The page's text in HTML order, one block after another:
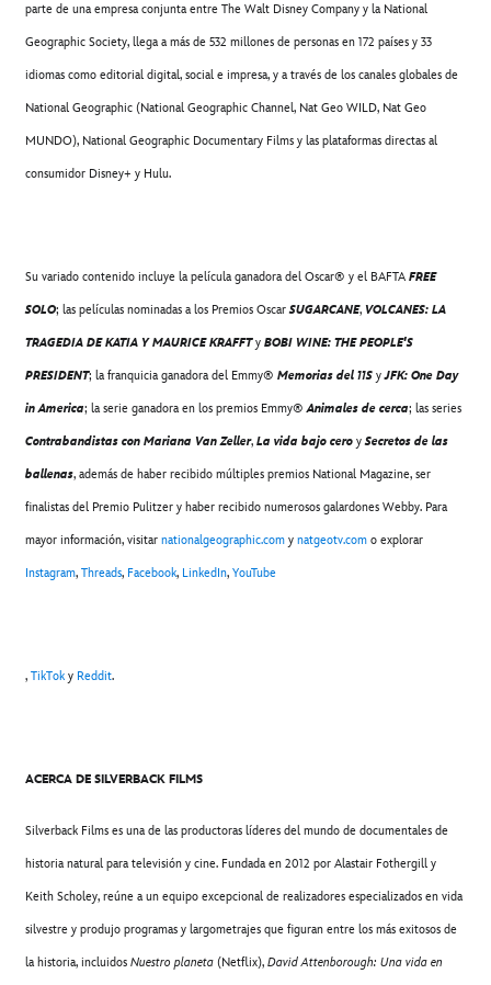
parte de una empresa conjunta entre The Walt Disney Company y la National
Geographic Society, llega a más de 532 millones de personas en 172 países y 33
idiomas como editorial digital, social e impresa, y a través de los canales globales de
National Geographic (National Geographic Channel, Nat Geo WILD, Nat Geo
MUNDO), National Geographic Documentary Films y las plataformas directas al
consumidor Disney+ y Hulu.
Su variado contenido incluye la película ganadora del Oscar® y el BAFTA FREE
SOLO; las películas nominadas a los Premios OscarSUGARCANE, VOLCANES: LA
TRAGEDIA DE KATIA Y MAURICE KRAFFTy BOBI WINE: THE PEOPLE'S
PRESIDENT; la franquicia ganadora del Emmy® Memorias del 11S yJFK: One Day
in America; la serie ganadora en los premios Emmy®Animales de cerca; las series
Contrabandistas con Mariana Van Zeller, La vida bajo cero ySecretos de las
ballenas, además de haber recibido múltiples premios National Magazine, ser
finalistas del Premio Pulitzer y haber recibido numerosos galardones Webby. Para
mayor información, visitar nationalgeographic.com y natgeotv.com o explorar
Instagram, Threads, Facebook, LinkedIn, YouTube
, TikTok y Reddit.
ACERCA DE SILVERBACK FILMS
Silverback Films es una de las productoras líderes del mundo de documentales de
historia natural para televisión y cine. Fundada en 2012 por Alastair Fothergill y
Keith Scholey, reúne a un equipo excepcional de realizadores especializados en vida
silvestre y produjo programas y largometrajes que figuran entre los más exitosos de
la historia, incluidos Nuestro planeta (Netflix), David Attenborough: Una vida en